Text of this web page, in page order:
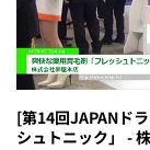
[第14回JAPANド
シュトニック」 -